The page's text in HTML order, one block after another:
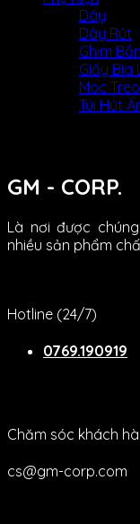
Dây
Dây Rút
Ghim Bắn
Giấy Bìa
Móc Treo
Túi Hút
GM - CORP.
Là nơi được
nhiều sản phẩm
Hotline (24/7)
0769.190919
Chăm sóc khách
cs@gm-corp.com